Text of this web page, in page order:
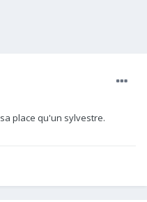
place qu'un sylvestre.